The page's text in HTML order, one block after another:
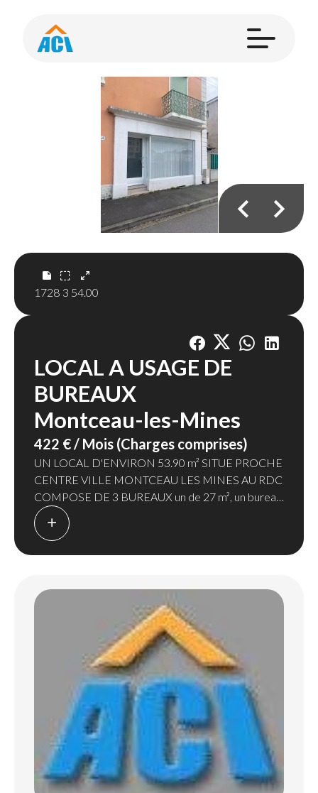
1728 3 54.00
LOCAL A USAGE DE
BUREAUX
Montceau-les-Mines
422 € / Mois (Charges comprises)
UN LOCAL D'ENVIRON 53.90 m² SITUE PROCHE
CENTRE VILLE MONTCEAU LES MINES AU RDC
COMPOSE DE 3 BUREAUX un de 27 m², un bureau
de 11.5 m², un bureau de 9 m² , UN WC & UN
SANITAIRE avec WC, LAVABO, DOUCHE.
CHAUFFAGE ELECTRIQUE avec sous-compteur ,
l'Electricité sera régularisée en supplément du loyer.